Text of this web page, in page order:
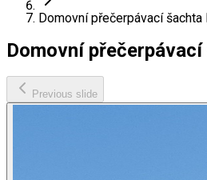
Domovní přečerpávací
Domovní
Previous slide